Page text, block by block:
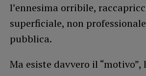
l’ennesima orribile,
superficiale, non
pubblica.
Ma esiste davvero il “motivo”,